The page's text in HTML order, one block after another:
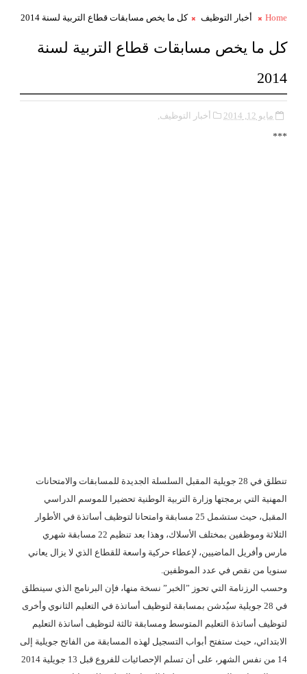
Home أخبار التوظيف كل ما يخص مسابقات قطاع التربية لسنة 2014
كل ما يخص مسابقات قطاع التربية لسنة
2014
مايو 12, 2014 أخبار التوظيف,
***
تنطلق في 28 جويلية المقبل السلسلة الجديدة للمسابقات والامتحانات
المهنية التي برمجتها وزارة التربية الوطنية تحضيرا للموسم الدراسي
المقبل، حيث ستشمل 25 مسابقة وامتحانا لتوظيف أساتذة في الأطوار
الثلاثة وموظفين بمختلف الأسلاك، وهذا بعد تنظيم 22 مسابقة شهري
مارس وأفريل الماضيين، لإعطاء حركية واسعة للقطاع الذي لا يزال يعاني
سنويا من نقص في عدد الموظفين.
وحسب الرزنامة التي تحوز ”الخبر” نسخة منها، فإن البرنامج الذي سينطلق
في 28 جويلية سيُدشن بمسابقة لتوظيف أساتذة في التعليم الثانوي وأخرى
لتوظيف أساتذة التعليم المتوسط ومسابقة ثالثة لتوظيف أساتذة التعليم
الابتدائي، حيث ستفتح أبواب التسجيل لهذه المسابقة من الفاتح جويلية إلى
14 من نفس الشهر، على أن تسلم الإحصائيات للفروع قبل 13 جويلية 2014